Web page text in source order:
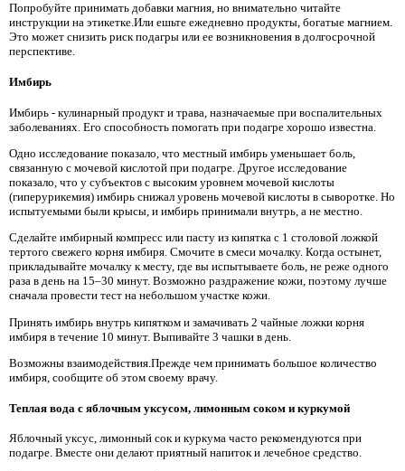
Попробуйте принимать добавки магния, но внимательно читайте
инструкции на этикетке.Или ешьте ежедневно продукты, богатые магнием.
Это может снизить риск подагры или ее возникновения в долгосрочной
перспективе.
Имбирь
Имбирь - кулинарный продукт и трава, назначаемые при воспалительных
заболеваниях. Его способность помогать при подагре хорошо известна.
Одно исследование показало, что местный имбирь уменьшает боль,
связанную с мочевой кислотой при подагре. Другое исследование
показало, что у субъектов с высоким уровнем мочевой кислоты
(гиперурикемия) имбирь снижал уровень мочевой кислоты в сыворотке. Но
испытуемыми были крысы, и имбирь принимали внутрь, а не местно.
Сделайте имбирный компресс или пасту из кипятка с 1 столовой ложкой
тертого свежего корня имбиря. Смочите в смеси мочалку. Когда остынет,
прикладывайте мочалку к месту, где вы испытываете боль, не реже одного
раза в день на 15–30 минут. Возможно раздражение кожи, поэтому лучше
сначала провести тест на небольшом участке кожи.
Принять имбирь внутрь кипятком и замачивать 2 чайные ложки корня
имбиря в течение 10 минут. Выпивайте 3 чашки в день.
Возможны взаимодействия.Прежде чем принимать большое количество
имбиря, сообщите об этом своему врачу.
Теплая вода с яблочным уксусом, лимонным соком и куркумой
Яблочный уксус, лимонный сок и куркума часто рекомендуются при
подагре. Вместе они делают приятный напиток и лечебное средство.